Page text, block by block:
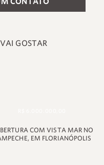
GOSTAR
COM VISTA MAR NO
EM FLORIANÓPOLIS